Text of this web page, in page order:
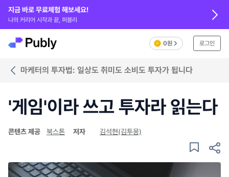
지금 바로 무료체험 해보세요!
나의 커리어 시작과 끝, 퍼블리
0원 로그인
마케터의 투자법: 일상도 취미도 소비도 투자가 됩니다
'게임'이라 쓰고 투자라 읽는다
콘텐츠 제공 북스톤 저자 김석현(김투몽)